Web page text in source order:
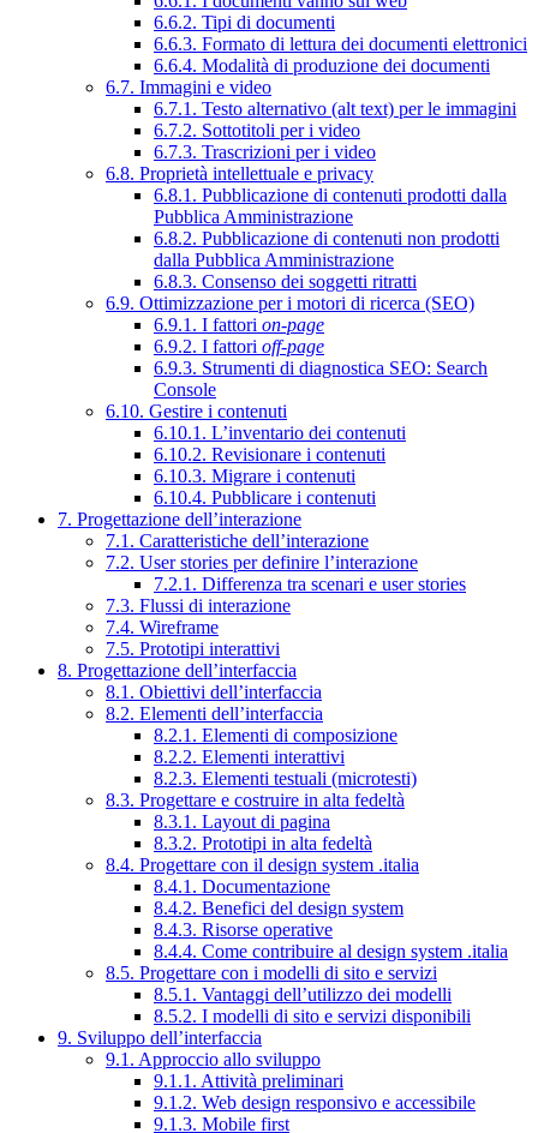
6.6.2. Tipi di documenti
6.6.3. Formato di lettura dei documenti elettronici
6.6.4. Modalità di produzione dei documenti
6.7. Immagini e video
6.7.1. Testo alternativo (alt text) per le immagini
6.7.2. Sottotitoli per i video
6.7.3. Trascrizioni per i video
6.8. Proprietà intellettuale e privacy
6.8.1. Pubblicazione di contenuti prodotti dalla
Pubblica Amministrazione
6.8.2. Pubblicazione di contenuti non prodotti
dalla Pubblica Amministrazione
6.8.3. Consenso dei soggetti ritratti
6.9. Ottimizzazione per i motori di ricerca (SEO)
6.9.1. I fattori on-page
6.9.2. I fattori off-page
6.9.3. Strumenti di diagnostica SEO: Search
Console
6.10. Gestire i contenuti
6.10.1. L’inventario dei contenuti
6.10.2. Revisionare i contenuti
6.10.3. Migrare i contenuti
6.10.4. Pubblicare i contenuti
7. Progettazione dell’interazione
7.1. Caratteristiche dell’interazione
7.2. User stories per definire l’interazione
7.2.1. Differenza tra scenari e user stories
7.3. Flussi di interazione
7.4. Wireframe
7.5. Prototipi interattivi
8. Progettazione dell’interfaccia
8.1. Obiettivi dell’interfaccia
8.2. Elementi dell’interfaccia
8.2.1. Elementi di composizione
8.2.2. Elementi interattivi
8.2.3. Elementi testuali (microtesti)
8.3. Progettare e costruire in alta fedeltà
8.3.1. Layout di pagina
8.3.2. Prototipi in alta fedeltà
8.4. Progettare con il design system .italia
8.4.1. Documentazione
8.4.2. Benefici del design system
8.4.3. Risorse operative
8.4.4. Come contribuire al design system .italia
8.5. Progettare con i modelli di sito e servizi
8.5.1. Vantaggi dell’utilizzo dei modelli
8.5.2. I modelli di sito e servizi disponibili
9. Sviluppo dell’interfaccia
9.1. Approccio allo sviluppo
9.1.1. Attività preliminari
9.1.2. Web design responsivo e accessibile
9.1.3. Mobile first